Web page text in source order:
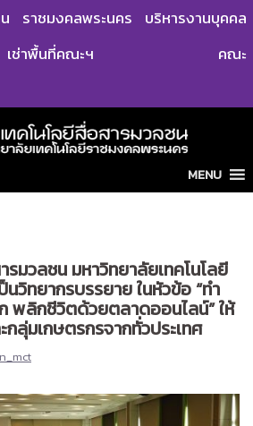
บริหารงานบุคคล
ราชมงคลพระนคร
เช่าพื้นที่คณะฯ
คณะ
MENU
มวลชน มหาวิทยาลัยเทคโนโลยี
วิทยากรบรรยาย ในหัวข้อ “ทำ
พลิกชีวิตด้วยตลาดออนไลน์” ให้
ลุ่มเกษตรกรจากทั่วประเทศ